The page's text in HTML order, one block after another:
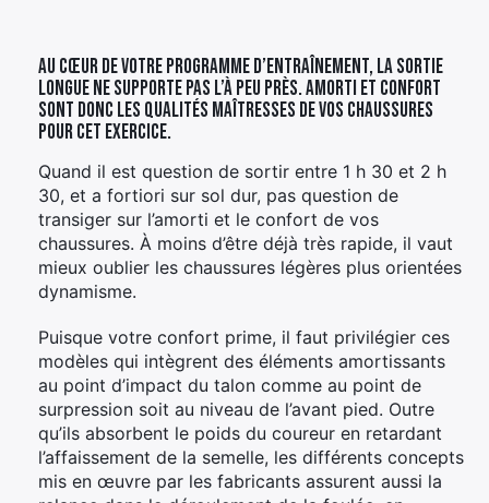
Au cœur de votre programme d’entraînement, la sortie
longue ne supporte pas l’à peu près. Amorti et confort
sont donc les qualités maîtresses de vos chaussures
pour cet exercice.
Quand il est question de sortir entre 1 h 30 et 2 h
30, et a fortiori sur sol dur, pas question de
transiger sur l’amorti et le confort de vos
chaussures. À moins d’être déjà très rapide, il vaut
mieux oublier les chaussures légères plus orientées
dynamisme.
Puisque votre confort prime, il faut privilégier ces
modèles qui intègrent des éléments amortissants
au point d’impact du talon comme au point de
surpression soit au niveau de l’avant pied. Outre
qu’ils absorbent le poids du coureur en retardant
l’affaissement de la semelle, les différents concepts
mis en œuvre par les fabricants assurent aussi la